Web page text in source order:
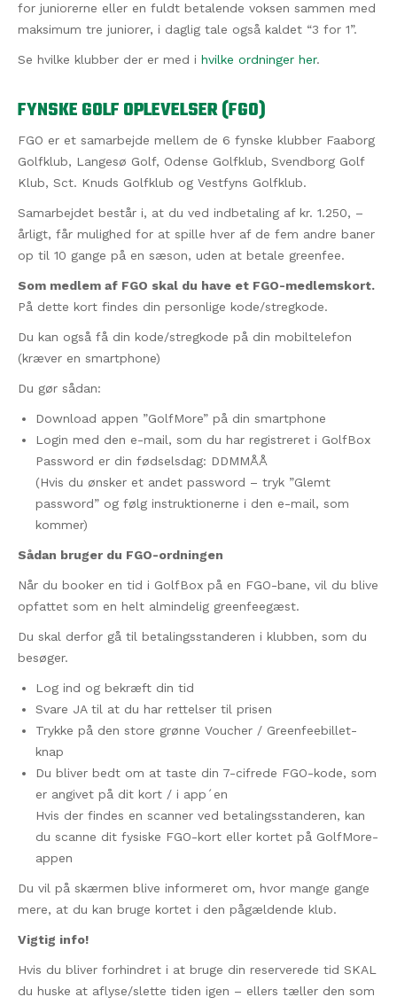
for juniorerne eller en fuldt betalende voksen sammen med
maksimum tre juniorer, i daglig tale også kaldet “3 for 1”.
Se hvilke klubber der er med i hvilke ordninger her.
FYNSKE GOLF OPLEVELSER (FGO)
FGO er et samarbejde mellem de 6 fynske klubber Faaborg
Golfklub, Langesø Golf, Odense Golfklub, Svendborg Golf
Klub, Sct. Knuds Golfklub og Vestfyns Golfklub.
Samarbejdet består i, at du ved indbetaling af kr. 1.250, –
årligt, får mulighed for at spille hver af de fem andre baner
op til 10 gange på en sæson, uden at betale greenfee.
Som medlem af FGO skal du have et FGO-medlemskort.
På dette kort findes din personlige kode/stregkode.
Du kan også få din kode/stregkode på din mobiltelefon
(kræver en smartphone)
Du gør sådan:
Download appen ”GolfMore” på din smartphone
Login med den e-mail, som du har registreret i GolfBox
Password er din fødselsdag: DDMMÅÅ
(Hvis du ønsker et andet password – tryk ”Glemt
password” og følg instruktionerne i den e-mail, som
kommer)
Sådan bruger du FGO-ordningen
Når du booker en tid i GolfBox på en FGO-bane, vil du blive
opfattet som en helt almindelig greenfeegæst.
Du skal derfor gå til betalingsstanderen i klubben, som du
besøger.
Log ind og bekræft din tid
Svare JA til at du har rettelser til prisen
Trykke på den store grønne Voucher / Greenfeebillet-
knap
Du bliver bedt om at taste din 7-cifrede FGO-kode, som
er angivet på dit kort / i app´en
Hvis der findes en scanner ved betalingsstanderen, kan
du scanne dit fysiske FGO-kort eller kortet på GolfMore-
appen
Du vil på skærmen blive informeret om, hvor mange gange
mere, at du kan bruge kortet i den pågældende klub.
Vigtig info!
Hvis du bliver forhindret i at bruge din reserverede tid SKAL
du huske at aflyse/slette tiden igen – ellers tæller den som